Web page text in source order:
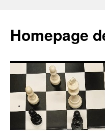
springen
Homepage